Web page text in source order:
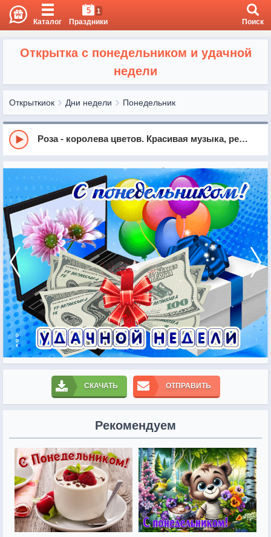
Каталог
5 1
Праздники Поиск
Открытка с понедельником и удачной
недели
Открыткиок Дни недели Понедельник
Роза - королева цветов. Красивая музыка, релакс, саксофон
СКАЧАТЬ ОТПРАВИТЬ
Рекомендуем